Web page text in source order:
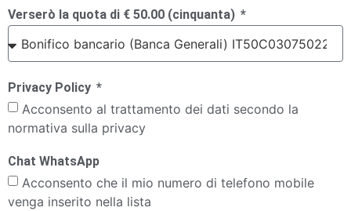
Verserò la quota di € 50.00 (cinquanta)
Privacy Policy
Acconsento al trattamento dei dati secondo la
normativa sulla privacy
Chat WhatsApp
Acconsento che il mio numero di telefono mobile
venga inserito nella lista